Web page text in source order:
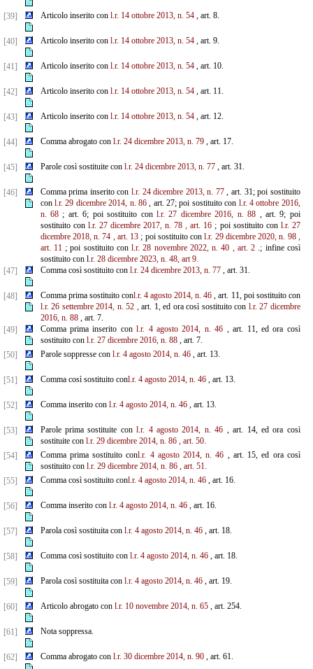
[39] Articolo inserito con l.r. 14 ottobre 2013, n. 54, art. 8.
[40] Articolo inserito con l.r. 14 ottobre 2013, n. 54, art. 9.
[41] Articolo inserito con l.r. 14 ottobre 2013, n. 54, art. 10.
[42] Articolo inserito con l.r. 14 ottobre 2013, n. 54, art. 11.
[43] Articolo inserito con l.r. 14 ottobre 2013, n. 54, art. 12.
[44] Comma abrogato con l.r. 24 dicembre 2013, n. 79, art. 17.
[45] Parole così sostituite con l.r. 24 dicembre 2013, n. 77, art. 31.
[46] Comma prima inserito con l.r. 24 dicembre 2013, n. 77, art. 31; poi sostituito
con l.r. 29 dicembre 2014, n. 86, art. 27; poi sostituito con l.r. 4 ottobre 2016,
n. 68; art. 6; poi sostituito con l.r. 27 dicembre 2016, n. 88 , art. 9; poi
sostituito con l.r. 27 dicembre 2017, n. 78 , art. 16 ; poi sostituito con l.r. 27
dicembre 2018, n. 74 , art. 13 ; poi sostituito conl.r. 29 dicembre 2020, n. 98 ,
art. 11; poi sostituito conl.r. 28 novembre 2022, n. 40 , art. 2 .; infine così
sostituito con l.r. 28 dicembre 2023, n. 48, art 9.
[47]
Comma così sostituito con l.r. 24 dicembre 2013, n. 77, art. 31.
[48] Comma prima sostituito conl.r. 4 agosto 2014, n. 46 , art. 11, poi sostituito con
l.r. 26 settembre 2014, n. 52 ,art. 1, ed ora così sostituito con l.r. 27 dicembre
2016, n. 88, art. 7.
[49]
Comma prima inserito conl.r. 4 agosto 2014, n. 46 , art. 11, ed ora così
sostituito con l.r. 27 dicembre 2016, n. 88, art. 7.
[50]
Parole soppresse con l.r. 4 agosto 2014, n. 46, art. 13.
[51] Comma così sostituito conl.r. 4 agosto 2014, n. 46, art. 13.
[52] Comma inserito con l.r. 4 agosto 2014, n. 46, art. 13.
[53] Parole prima sostituite conl.r. 4 agosto 2014, n. 46 , art. 14, ed ora così
sostituite con l.r. 29 dicembre 2014, n. 86 , art. 50.
[54]
Comma prima sostituito conl.r. 4 agosto 2014, n. 46 , art. 15, ed ora così
sostituito con l.r. 29 dicembre 2014, n. 86 , art. 51.
[55]
Comma così sostituito conl.r. 4 agosto 2014, n. 46, art. 16.
[56] Comma inserito con l.r. 4 agosto 2014, n. 46, art. 16.
[57] Parola così sostituita con l.r. 4 agosto 2014, n. 46, art. 18.
[58] Comma così sostituito con l.r. 4 agosto 2014, n. 46, art. 18.
[59] Parola così sostituita con l.r. 4 agosto 2014, n. 46, art. 19.
[60] Articolo abrogato con l.r. 10 novembre 2014, n. 65, art. 254.
[61] Nota soppressa.
[62] Comma abrogato con l.r. 30 dicembre 2014, n. 90, art. 61.